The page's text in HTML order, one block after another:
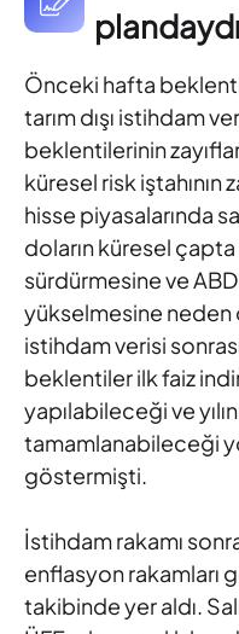
plandaydı
Önceki hafta
tarım dışı istihdam
beklentilerinin
küresel risk
hisse piyasalarında
doların küresel çapta
sürdürmesine ve
yükselmesine
istihdam verisi
beklentiler ilk faiz
yapılabileceği ve
tamamlanabileceği
göstermişti.
İstihdam rakamı
enflasyon rakamları
takibinde yer aldı.